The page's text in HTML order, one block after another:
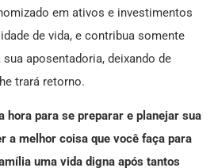
em ativos e investimentos
de vida, e contribua somente
aposentadoria, deixando de
trará retorno.
hora para se preparar e planejar sua
a melhor coisa que você faça para
uma vida digna após tantos